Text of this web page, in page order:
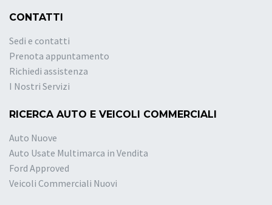
CONTATTI
Sedi e contatti
Prenota appuntamento
Richiedi assistenza
I Nostri Servizi
RICERCA AUTO E VEICOLI COMMERCIALI
Auto Nuove
Auto Usate Multimarca in Vendita
Ford Approved
Veicoli Commerciali Nuovi